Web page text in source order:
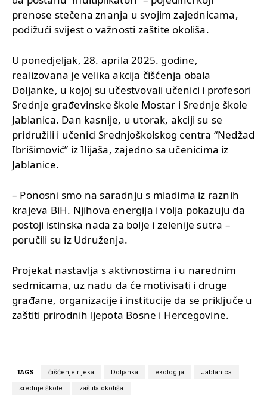
prenose stečena znanja u svojim zajednicama,
podižući svijest o važnosti zaštite okoliša.
U ponedjeljak, 28. aprila 2025. godine,
realizovana je velika akcija čišćenja obala
Doljanke, u kojoj su učestvovali učenici i profesori
Srednje građevinske škole Mostar i Srednje škole
Jablanica. Dan kasnije, u utorak, akciji su se
pridružili i učenici Srednjoškolskog centra “Nedžad
Ibrišimović” iz Ilijaša, zajedno sa učenicima iz
Jablanice.
– Ponosni smo na saradnju s mladima iz raznih
krajeva BiH. Njihova energija i volja pokazuju da
postoji istinska nada za bolje i zelenije sutra –
poručili su iz Udruženja.
Projekat nastavlja s aktivnostima i u narednim
sedmicama, uz nadu da će motivisati i druge
građane, organizacije i institucije da se priključe u
zaštiti prirodnih ljepota Bosne i Hercegovine.
TAGS čišćenje rijeka Doljanka ekologija Jablanica
srednje škole zaštita okoliša